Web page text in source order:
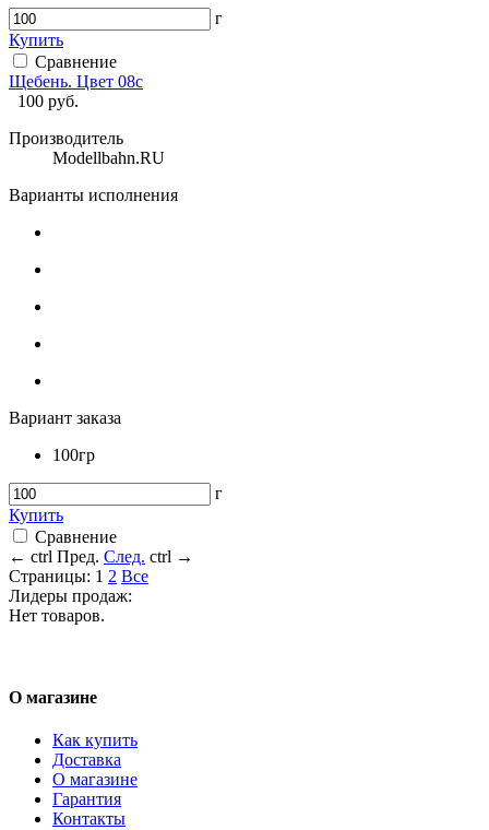
г
Купить
Сравнение
Щебень. Цвет 08с
100 руб.
Производитель
Modellbahn.RU
Варианты исполнения
Вариант заказа
100гр
г
Купить
Сравнение
← ctrl Пред. След. ctrl →
Страницы: 1 2 Все
Лидеры продаж:
Нет товаров.
О магазине
Как купить
Доставка
О магазине
Гарантия
Контакты